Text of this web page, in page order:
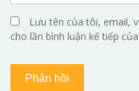
Lưu tên của tôi, email,
cho lần bình luận kế tiếp